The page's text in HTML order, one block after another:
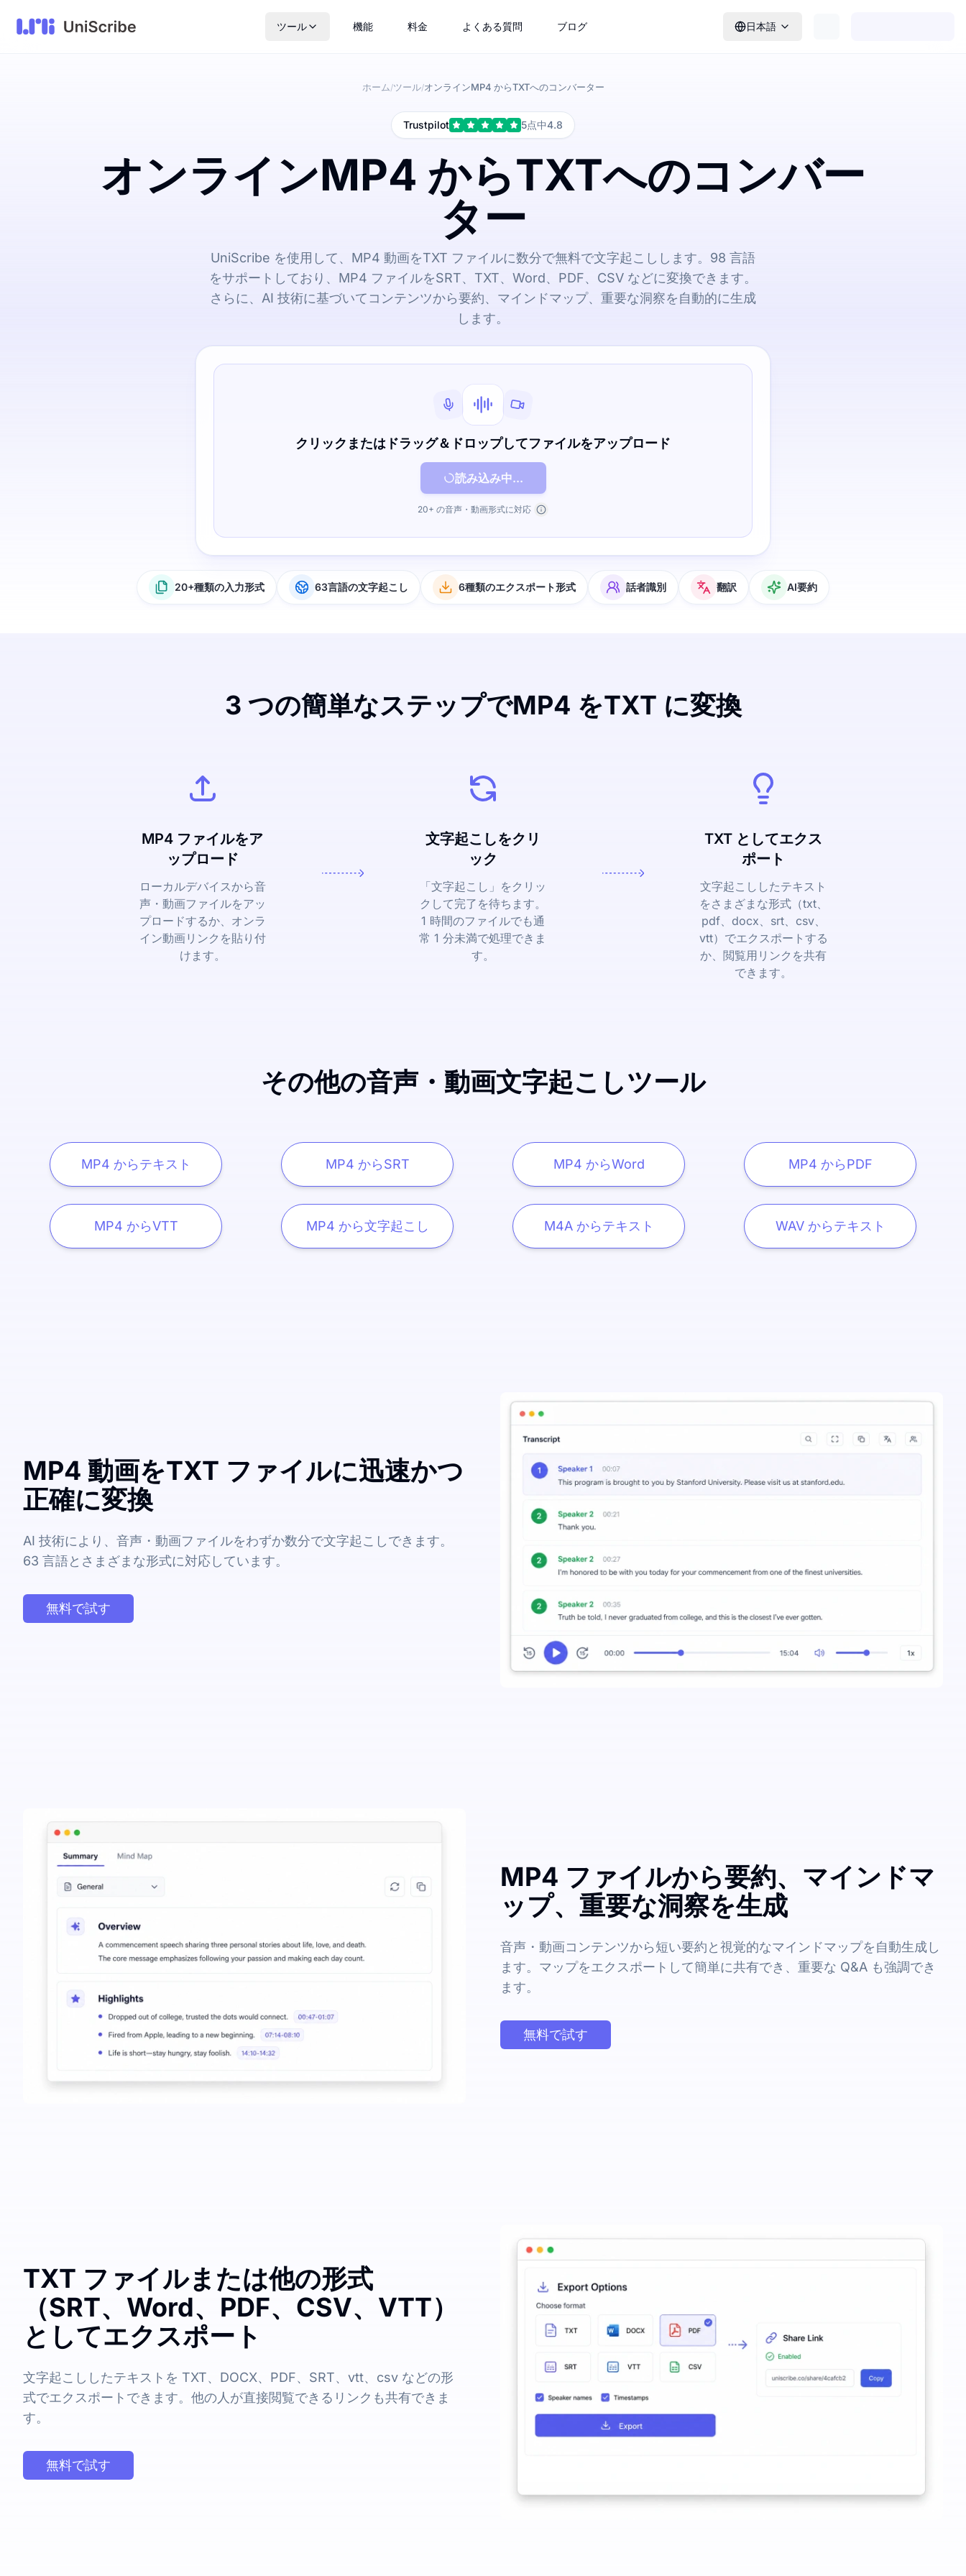
ツール 機能 料金 よくある質問 ブログ 日本語
ホーム /ツール/オンラインMP4 からTXTへのコンバーター
Trustpilot 5点中4.8
オンラインMP4 からTXTへのコンバー
ター
UniScribe を使用して、MP4 動画をTXT ファイルに数分で無料で文字起こしします。98 言語
をサポートしており、MP4 ファイルをSRT、TXT、Word、PDF、CSV などに変換できます。
さらに、AI 技術に基づいてコンテンツから要約、マインドマップ、重要な洞察を自動的に生成
します。
クリックまたはドラッグ＆ドロップしてファイルをアップロード
読み込み中...
20+ の音声・動画形式に対応
20+種類の入力形式 63言語の文字起こし 6種類のエクスポート形式 話者識別 翻訳 AI要約
3 つの簡単なステップでMP4 をTXT に変換
MP4 ファイルをア
ップロード
ローカルデバイスから音
声・動画ファイルをアッ
プロードするか、オンラ
イン動画リンクを貼り付
けます。
文字起こしをクリ
ック
「文字起こし」をクリッ
クして完了を待ちます。
1 時間のファイルでも通
常 1 分未満で処理できま
す。
TXT としてエクス
ポート
文字起こししたテキスト
をさまざまな形式（txt、
pdf、docx、srt、csv、
vtt）でエクスポートする
か、閲覧用リンクを共有
できます。
その他の音声・動画文字起こしツール
MP4 からテキスト MP4 からSRT MP4 からWord MP4 からPDF
MP4 からVTT MP4 から文字起こし M4A からテキスト WAV からテキスト
MP4 動画をTXT ファイルに迅速かつ
正確に変換
AI 技術により、音声・動画ファイルをわずか数分で文字起こしできます。
63 言語とさまざまな形式に対応しています。
無料で試す
MP4 ファイルから要約、マインドマ
ップ、重要な洞察を生成
音声・動画コンテンツから短い要約と視覚的なマインドマップを自動生成し
ます。マップをエクスポートして簡単に共有でき、重要な Q&A も強調でき
ます。
無料で試す
TXT ファイルまたは他の形式
（SRT、Word、PDF、CSV、VTT）
としてエクスポート
文字起こししたテキストを TXT、DOCX、PDF、SRT、vtt、csv などの形
式でエクスポートできます。他の人が直接閲覧できるリンクも共有できま
す。
無料で試す